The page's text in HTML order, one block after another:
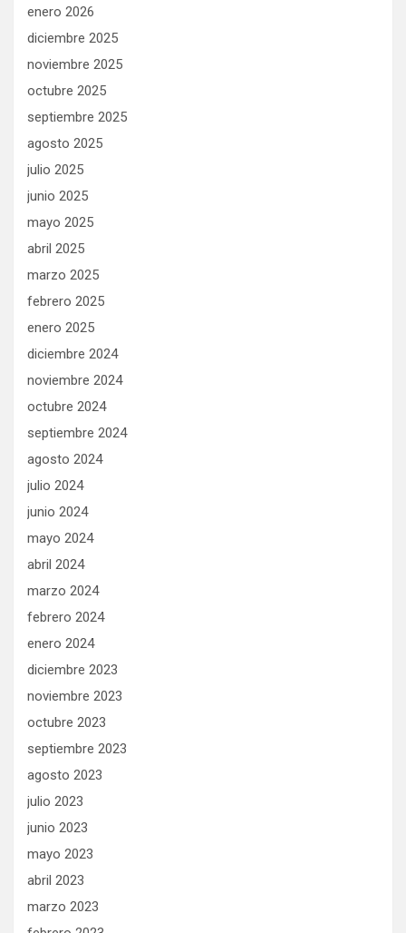
enero 2026
diciembre 2025
noviembre 2025
octubre 2025
septiembre 2025
agosto 2025
julio 2025
junio 2025
mayo 2025
abril 2025
marzo 2025
febrero 2025
enero 2025
diciembre 2024
noviembre 2024
octubre 2024
septiembre 2024
agosto 2024
julio 2024
junio 2024
mayo 2024
abril 2024
marzo 2024
febrero 2024
enero 2024
diciembre 2023
noviembre 2023
octubre 2023
septiembre 2023
agosto 2023
julio 2023
junio 2023
mayo 2023
abril 2023
marzo 2023